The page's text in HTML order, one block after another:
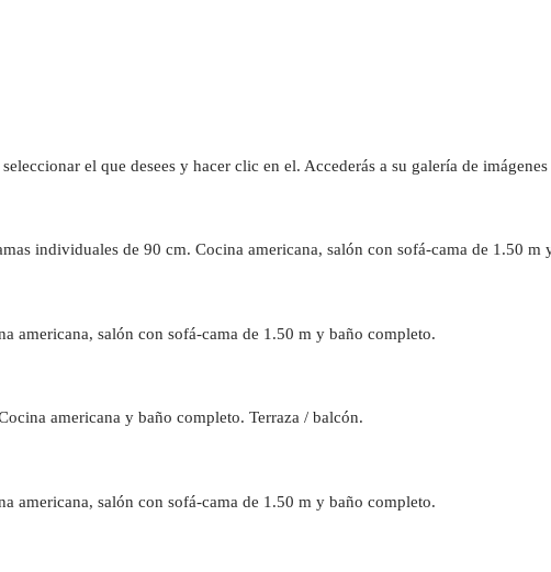
el que desees y hacer clic en el. Accederás a su galería de
individuales de 90 cm. Cocina americana, salón con sofá-cama de 1.50 m
americana, salón con sofá-cama de 1.50 m y baño completo.
americana y baño completo. Terraza / balcón.
americana, salón con sofá-cama de 1.50 m y baño completo.